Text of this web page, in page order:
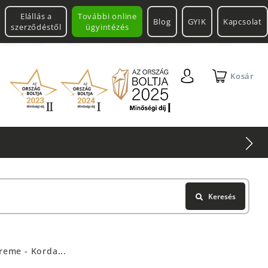
További online
ügyintézés
Elállás a
szerződéstől
Blog GYIK Kapcsolat
Kosár
Keresés
- Korda...